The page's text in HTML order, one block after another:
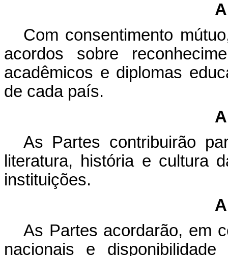
Com consentimento
acordos sobre
acadêmicos e diplomas
de cada país.
As Partes contribuirão
literatura, história e cultura
instituições.
As Partes acordarão, em
nacionais e